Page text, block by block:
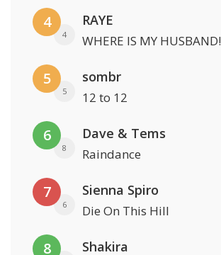
4
4
RAYE
WHERE IS MY HUSBAND!
5
5
sombr
12 to 12
6
8
Dave & Tems
Raindance
7
6
Sienna Spiro
Die On This Hill
8 Shakira